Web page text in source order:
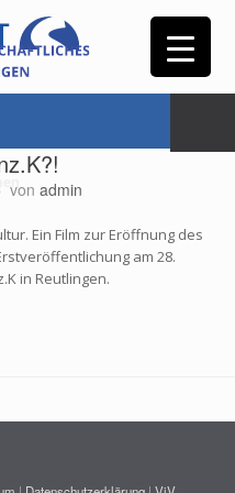
von admin
Ein Film zur Eröffnung des
am 28.
in Reutlingen.